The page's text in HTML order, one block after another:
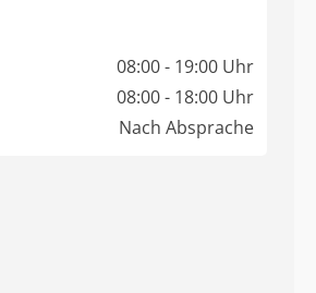
08:00 - 19:00 Uhr
08:00 - 18:00 Uhr
Nach Absprache